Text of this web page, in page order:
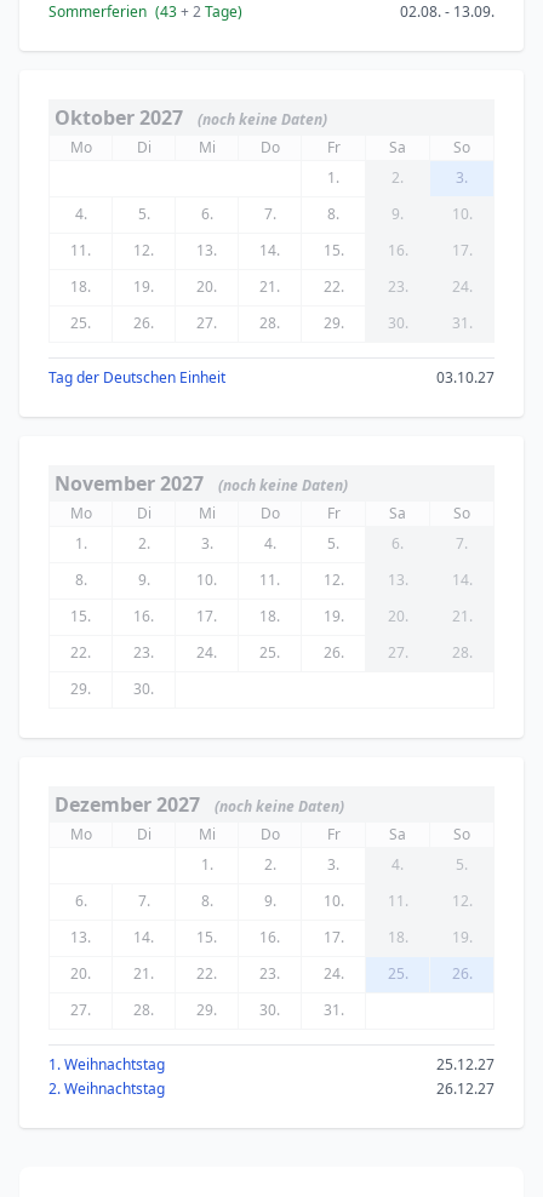
Sommerferien (43+ 2Tage) 02.08. - 13.09.
Oktober 2027
(noch keine Daten)
Mo
Di Mi Do Fr Sa
So
1.
2.
3.
4.
5. 6. 7. 8. 9.
10.
11.
12. 13. 14. 15. 16.
17.
18.
19. 20. 21. 22. 23.
24.
25.
26. 27. 28. 29. 30. 31.
Tag der Deutschen Einheit 03.10.27
November 2027
(noch keine Daten)
Mo
Di Mi Do Fr Sa
So
1.
2. 3. 4. 5. 6.
7.
8.
9. 10. 11. 12. 13.
14.
15.
16. 17. 18. 19. 20.
21.
22.
23. 24. 25. 26. 27.
28.
29.
30.
Dezember 2027
(noch keine Daten)
Mo
Di Mi Do Fr Sa
So
1.
2. 3. 4.
5.
6.
7. 8. 9. 10. 11.
12.
13.
14. 15. 16. 17. 18.
19.
20.
21. 22. 23. 24. 25.
26.
27.
28. 29. 30. 31.
1. Weihnachtstag
25.12.27
2. Weihnachtstag
26.12.27